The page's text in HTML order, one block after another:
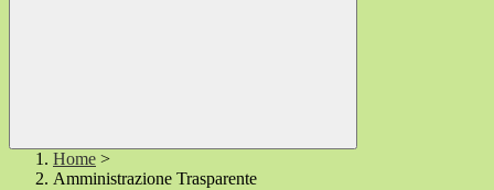
Home >
Amministrazione Trasparente